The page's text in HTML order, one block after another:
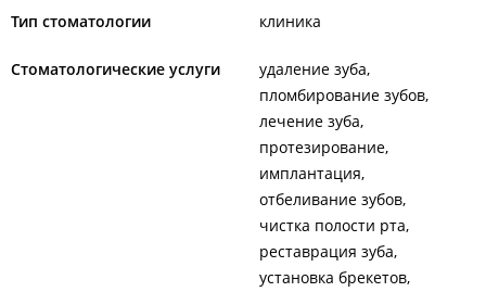
Тип стоматологии клиника
Стоматологические услуги
удаление зуба
пломбирование зубов
лечение зуба
протезирование
имплантация
отбеливание зубов
чистка полости рта
реставрация зуба
установка брекетов